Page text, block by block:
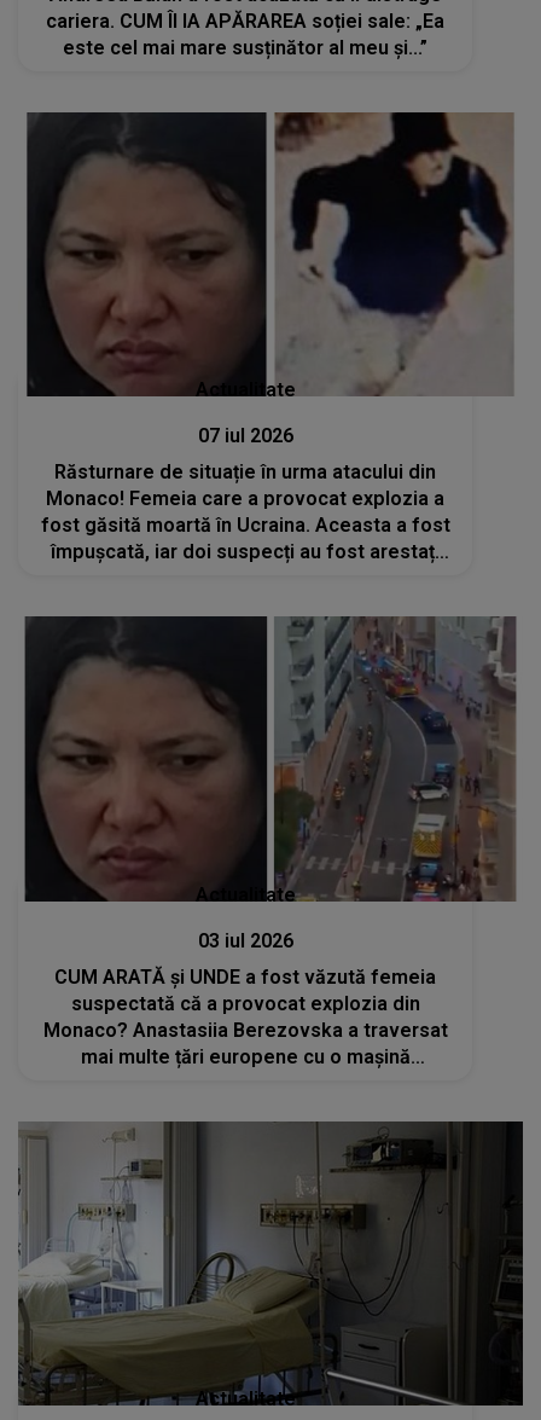
cariera. CUM ÎI IA APĂRAREA soției sale: „Ea
este cel mai mare susținător al meu și...”
Actualitate
07 iul 2026
Răsturnare de situație în urma atacului din
Monaco! Femeia care a provocat explozia a
fost găsită moartă în Ucraina. Aceasta a fost
împușcată, iar doi suspecți au fost arestați
Actualitate
03 iul 2026
CUM ARATĂ și UNDE a fost văzută femeia
suspectată că a provocat explozia din
Monaco? Anastasiia Berezovska a traversat
mai multe țări europene cu o mașină
Actualitate